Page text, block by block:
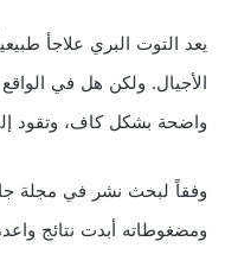
يعد التوت البري علاجأ
الأجيال. ولكن هل في
واضحة بشكل كاف، وتقود
وفقاً لبحث نشر في مجلة
ومضغوطاته أبدت نتائج